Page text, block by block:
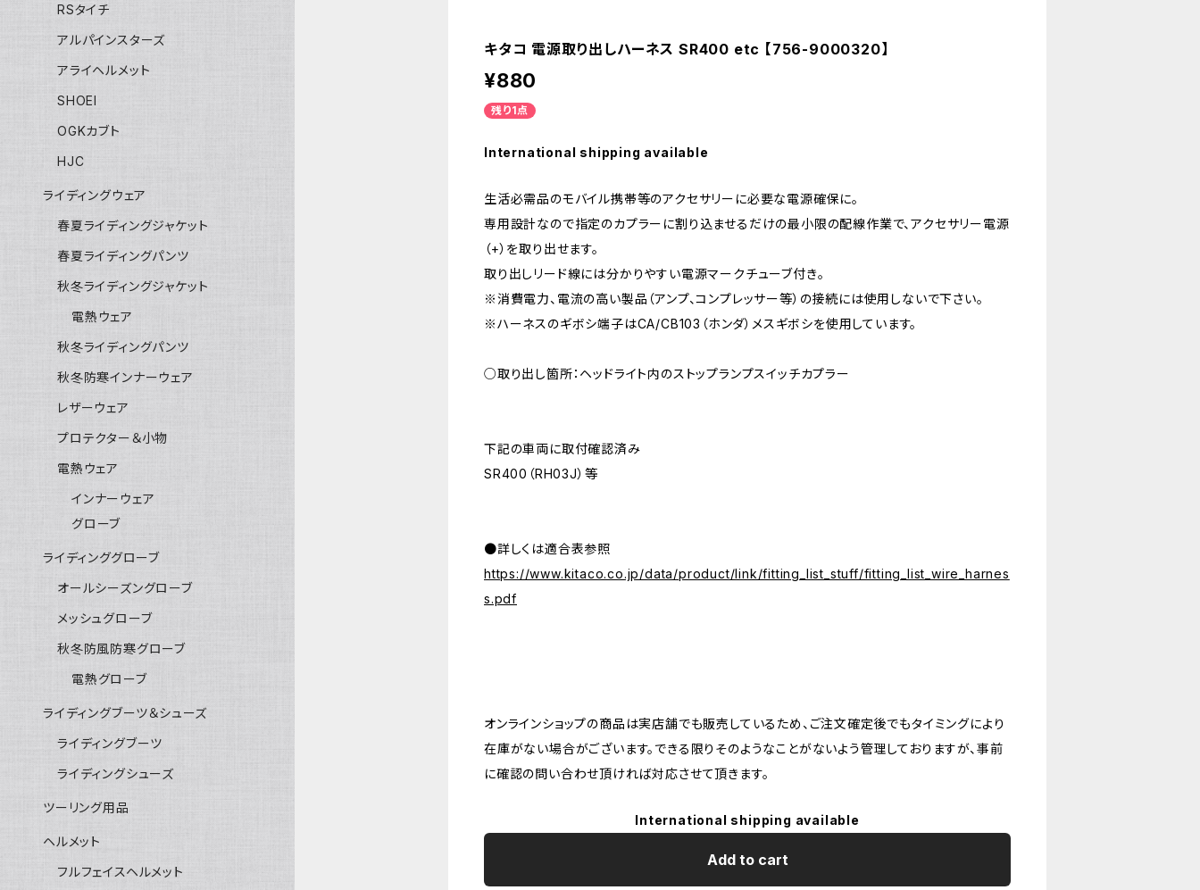
キタコ 電源取り出しハーネス SR400 etc 【756-9000320】
¥880
残り1点
International shipping available
生活必需品のモバイル携帯等のアクセサリーに必要な電源確保に。
専用設計なので指定のカプラーに割り込ませるだけの最小限の配線作業で、アクセサリー電源
（+）を取り出せます。
取り出しリード線には分かりやすい電源マークチューブ付き。
※消費電力、電流の高い製品（アンプ、コンプレッサー等）の接続には使用しないで下さい。
※ハーネスのギボシ端子はCA/CB103（ホンダ）メスギボシを使用しています。
○取り出し箇所：ヘッドライト内のストップランプスイッチカプラー
下記の車両に取付確認済み
SR400（RH03J）等
●詳しくは適合表参照
https://www.kitaco.co.jp/data/product/link/fitting_list_stuff/fitting_list_wire_harnes
s.pdf
オンラインショップの商品は実店舗でも販売しているため、ご注文確定後でもタイミングにより
在庫がない場合がございます。できる限りそのようなことがないよう管理しておりますが、事前
に確認の問い合わせ頂ければ対応させて頂きます。
International shipping available
Add to cart
RSタイチ
アルパインスターズ
アライヘルメット
SHOEI
OGKカブト
HJC
ライディングウェア
春夏ライディングジャケット
春夏ライディングパンツ
秋冬ライディングジャケット
電熱ウェア
秋冬ライディングパンツ
秋冬防寒インナーウェア
レザーウェア
プロテクター＆小物
電熱ウェア
インナーウェア
グローブ
ライディンググローブ
オールシーズングローブ
メッシュグローブ
秋冬防風防寒グローブ
電熱グローブ
ライディングブーツ＆シューズ
ライディングブーツ
ライディングシューズ
ツーリング用品
ヘルメット
フルフェイスヘルメット